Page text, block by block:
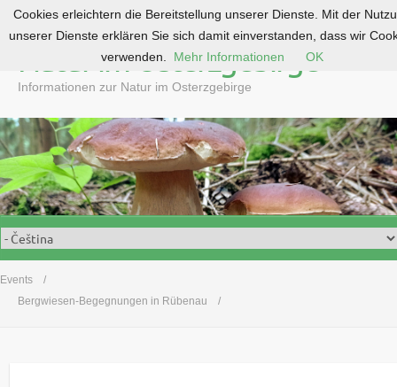
o
c
o
n
t
e
n
Natur im Osterzgebirge
Informationen zur Natur im Osterzgebirge
Events
Bergwiesen-Begegnungen in Rübenau
Cookies erleichtern die Bereitstellung unserer Dienste. Mit der
unserer Dienste erklären Sie sich damit einverstanden, dass wir
verwenden.
Mehr Informationen OK